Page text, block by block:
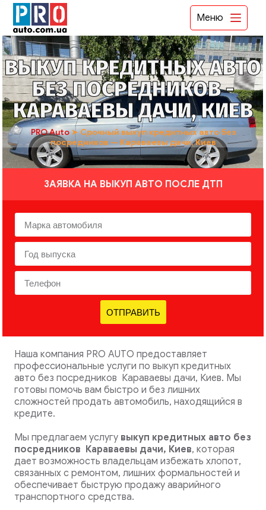
Меню
ВЫКУП КРЕДИТНЫХ АВТО
БЕЗ ПОСРЕДНИКОВ -
КАРАВАЕВЫ ДАЧИ, КИЕВ
PRO Auto➤Срочный выкуп кредитных авто без
посредников — Караваевы дачи, Киев
ЗАЯВКА НА ВЫКУП АВТО ПОСЛЕ ДТП
ОТПРАВИТЬ
Наша компания PRO AUTO предоставляет
профессиональные услуги по выкуп кредитных
авто без посредников Караваевы дачи, Киев. Мы
готовы помочь вам быстро и без лишних
сложностей продать автомобиль, находящийся в
кредите.
Мы предлагаем услугу выкуп кредитных авто без
посредников Караваевы дачи, Киев, которая
дает возможность владельцам избежать хлопот,
связанных с ремонтом, лишних формальностей и
обеспечивает быструю продажу аварийного
транспортного средства.